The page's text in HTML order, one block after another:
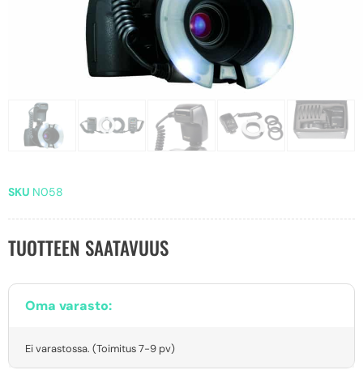
SKU N058
TUOTTEEN SAATAVUUS
Oma varasto:
Ei varastossa. (Toimitus 7-9 pv)